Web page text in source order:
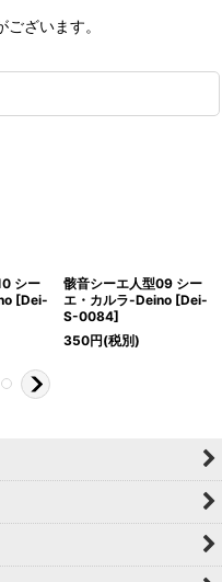
ざいます。
シー
[Dei-
骸音シーエ人型09 シー
エ・カルラ-Deino [Dei-
S-0084]
350円(税別)